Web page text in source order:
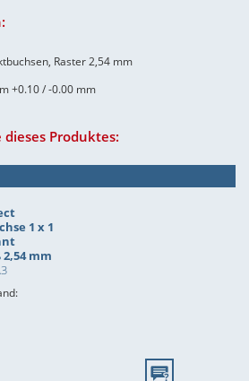
Raster 2,54 mm
+0.10 / -0.00 mm
Produktes:
1 x 1
mm